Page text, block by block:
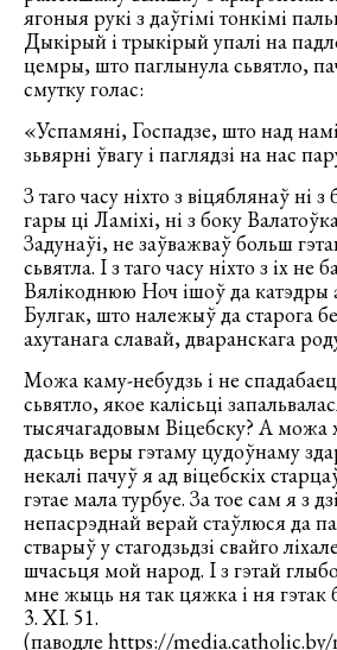
ягоныя рукі з даўгімі тонкімі
Дыкірый і трыкірый упалі на
цемры, што паглынула сьвятло,
смутку голас:
«Успамяні, Госпадзе, што над
зьвярні ўвагу і паглядзі на нас
З таго часу ніхто з віцяблянаў ні
гары ці Ламіхі, ні з боку
Задунаўі, не заўважваў больш
сьвятла. І з таго часу ніхто з іх не
Вялікоднюю Ноч ішоў да катэдры
Булгак, што належыў да старога
ахутанага славай, дваранскага
Можа каму-небудзь і не
сьвятло, якое калісьці
тысячагадовым Віцебску? А можа
дасьць веры гэтаму цудоўнаму
некалі пачуў я ад віцебскіх
гэтае мала турбуе. За тое сам я з
непасрэднай верай стаўлюся да
стварыў у стагодзьдзі свайго
шчасьця мой народ. І з гэтай
мне жыць ня так цяжка і ня гэтак
3. ХІ. 51.
(паводле https://